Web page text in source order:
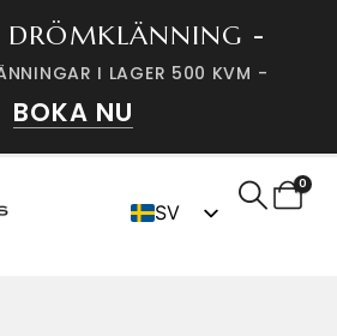
-
I LAGER 500 KVM -
BOKA NU
SV
0